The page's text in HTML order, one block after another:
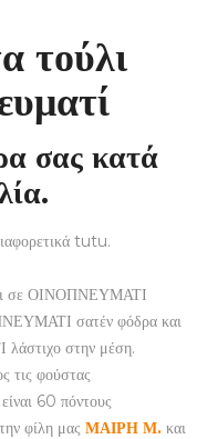
τούλι
σας κατά
tutu.
σε ΟΙΝΟΠΝΕΥΜΑΤΙ
σατέν φόδρα και
στην μέση.
τις φούστας
60 πόντους
φίλη μας ΜΑΙΡΗ Μ. και